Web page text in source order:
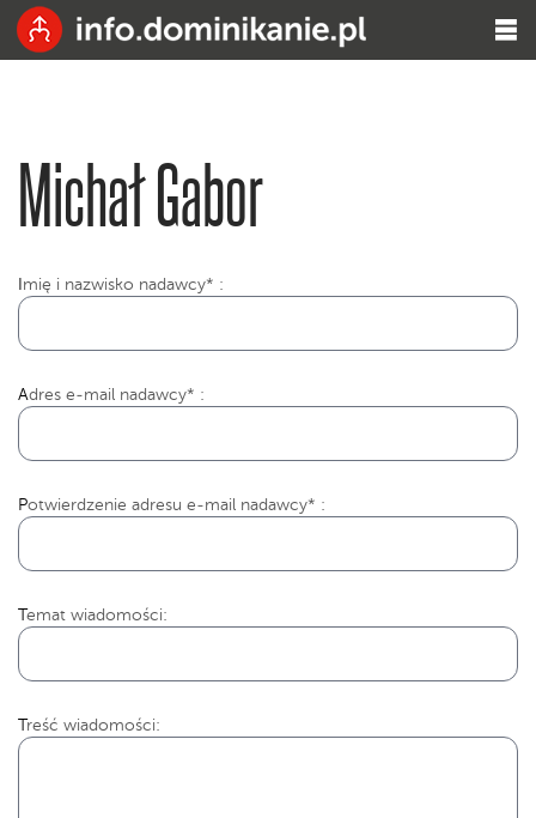
Michał Gabor
mię i nazwisko nadawcy* :
Adres e-mail nadawcy* :
Potwierdzenie adresu e-mail nadawcy* :
Temat wiadomości:
Treść wiadomości: